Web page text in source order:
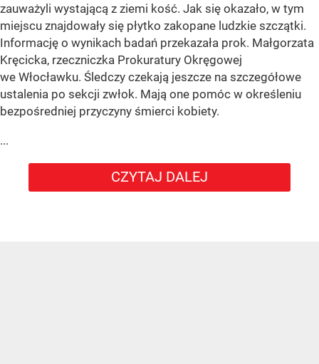
zauważyli wystającą z ziemi kość. Jak się okazało, w tym
miejscu znajdowały się płytko zakopane ludzkie szczątki.
Informację o wynikach badań przekazała prok. Małgorzata
Kręcicka, rzeczniczka Prokuratury Okręgowej
we Włocławku. Śledczy czekają jeszcze na szczegółowe
ustalenia po sekcji zwłok. Mają one pomóc w określeniu
bezpośredniej przyczyny śmierci kobiety.
...
CZYTAJ DALEJ